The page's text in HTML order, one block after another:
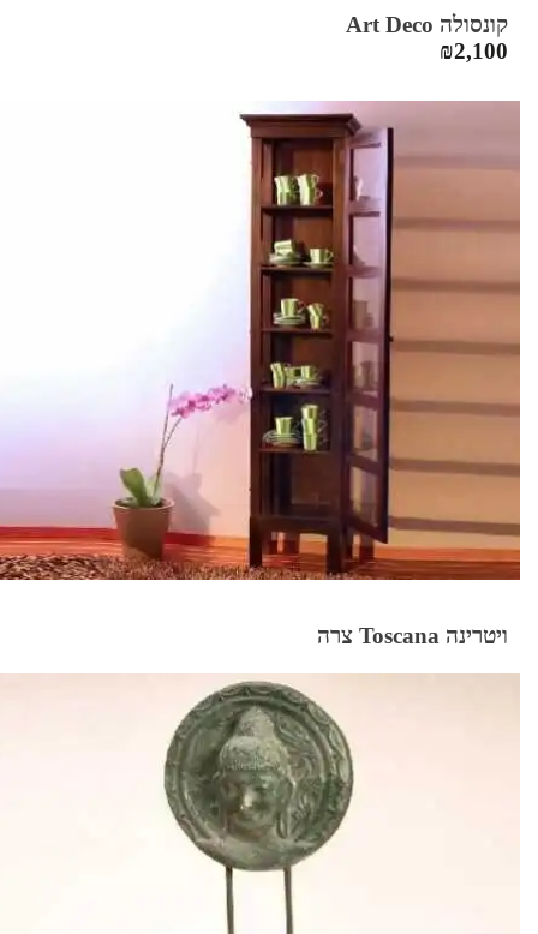
קונסולה Art Deco
₪2,100
ויטרינה Toscana צרה